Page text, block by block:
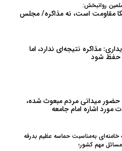
روانبخش:
مقاومت است، نه مذاکره/ مجلس
مذاکره نتیجه‌ای ندارد، اما
حفظ شود
میدانی مردم مبعوث شده،
اشاره امام جامعه
خامنه‌ای به‌مناسبت حماسه عظیم بدرقه
مهم کشور؛